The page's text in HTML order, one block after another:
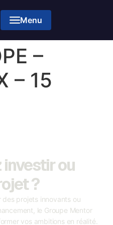
Menu
–
– 15
ou
?
projets innovants ou
le Groupe Mentor
vos ambitions en réalité.